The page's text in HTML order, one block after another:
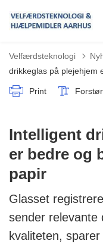
Velfærdsteknologi
drikkeglas på plejehjem
Print
Intelligent
er bedre og
papir
Glasset
sender relevante
kvaliteten,